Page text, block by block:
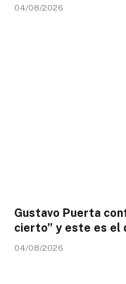
04/08/2026
Gustavo Puerta
cierto” y este es el
04/08/2026